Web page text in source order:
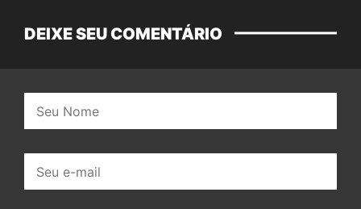
DEIXE SEU COMENTÁRIO
mail: